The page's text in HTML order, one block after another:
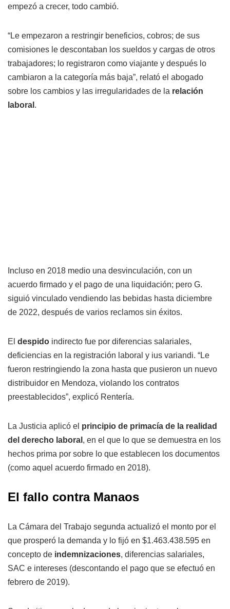
empezó a crecer, todo cambió.
“Le empezaron a restringir beneficios, cobros; de sus
comisiones le descontaban los sueldos y cargas de otros
trabajadores; lo registraron como viajante y después lo
cambiaron a la categoría más baja”, relató el abogado
sobre los cambios y las irregularidades de la relación
laboral .
Incluso en 2018 medio una desvinculación, con un
acuerdo firmado y el pago de una liquidación; pero G.
siguió vinculado vendiendo las bebidas hasta diciembre
de 2022, después de varios reclamos sin éxitos.
El despido indirecto fue por diferencias salariales,
deficiencias en la registración laboral y ius variandi. “Le
fueron restringiendo la zona hasta que pusieron un nuevo
distribuidor en Mendoza, violando los contratos
preestablecidos”, explicó Rentería.
La Justicia aplicó el principio de primacía de la realidad
del derecho laboral , en el que lo que se demuestra en los
hechos prima por sobre lo que establecen los documentos
(como aquel acuerdo firmado en 2018).
El fallo contra Manaos
La Cámara del Trabajo segunda actualizó el monto por el
que prosperó la demanda y lo fijó en $1.463.438.595 en
concepto de indemnizaciones, diferencias salariales,
SAC e intereses (descontando el pago que se efectuó en
febrero de 2019).